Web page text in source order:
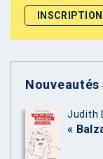
Nouveautés
Judith
«